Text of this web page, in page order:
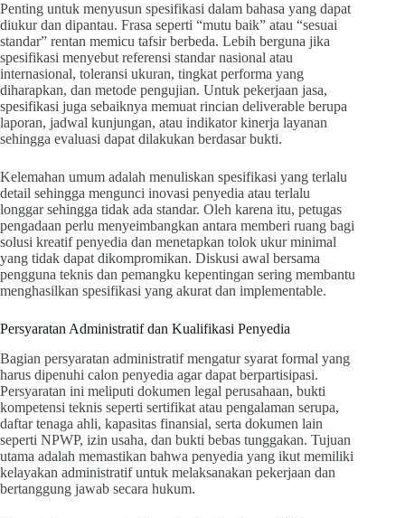
Penting untuk menyusun spesifikasi dalam bahasa yang dapat
diukur dan dipantau. Frasa seperti “mutu baik” atau “sesuai
standar” rentan memicu tafsir berbeda. Lebih berguna jika
spesifikasi menyebut referensi standar nasional atau
internasional, toleransi ukuran, tingkat performa yang
diharapkan, dan metode pengujian. Untuk pekerjaan jasa,
spesifikasi juga sebaiknya memuat rincian deliverable berupa
laporan, jadwal kunjungan, atau indikator kinerja layanan
sehingga evaluasi dapat dilakukan berdasar bukti.
Kelemahan umum adalah menuliskan spesifikasi yang terlalu
detail sehingga mengunci inovasi penyedia atau terlalu
longgar sehingga tidak ada standar. Oleh karena itu, petugas
pengadaan perlu menyeimbangkan antara memberi ruang bagi
solusi kreatif penyedia dan menetapkan tolok ukur minimal
yang tidak dapat dikompromikan. Diskusi awal bersama
pengguna teknis dan pemangku kepentingan sering membantu
menghasilkan spesifikasi yang akurat dan implementable.
Persyaratan Administratif dan Kualifikasi Penyedia
Bagian persyaratan administratif mengatur syarat formal yang
harus dipenuhi calon penyedia agar dapat berpartisipasi.
Persyaratan ini meliputi dokumen legal perusahaan, bukti
kompetensi teknis seperti sertifikat atau pengalaman serupa,
daftar tenaga ahli, kapasitas finansial, serta dokumen lain
seperti NPWP, izin usaha, dan bukti bebas tunggakan. Tujuan
utama adalah memastikan bahwa penyedia yang ikut memiliki
kelayakan administratif untuk melaksanakan pekerjaan dan
bertanggung jawab secara hukum.